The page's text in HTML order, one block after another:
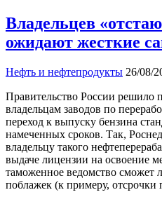
Владельцев
ожидают жесткие
Нефть и нефтепродукты 26/08/
Правительство России решило
владельцам заводов по
переход к выпуску бензина
намеченных сроков. Так,
владельцу такого
выдаче лицензии на освоение
таможенное ведомство сможет
поблажек (к примеру,